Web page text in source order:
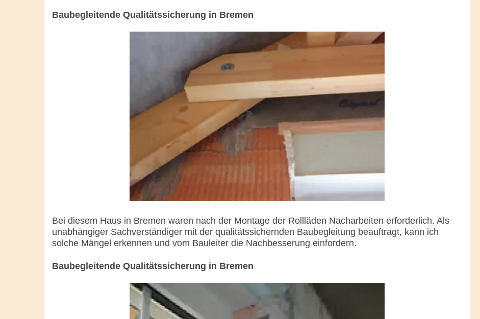
Baubegleitende Qualitätssicherung in Bremen
Bei diesem Haus in Bremen waren nach der Montage der Rollläden Nacharbeiten erforderlich. Als
unabhängiger Sachverständiger mit der qualitätssichernden Baubegleitung beauftragt, kann ich
solche Mängel erkennen und vom Bauleiter die Nachbesserung einfordern.
Baubegleitende Qualitätssicherung in Bremen